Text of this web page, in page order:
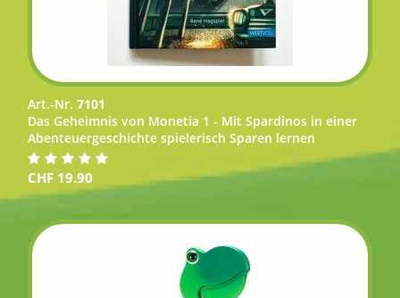
Art.-Nr. 7101
Das Geheimnis von Monetia 1 - Mit Spardinos in einer
Abenteuergeschichte spielerisch Sparen lernen
CHF 19.90